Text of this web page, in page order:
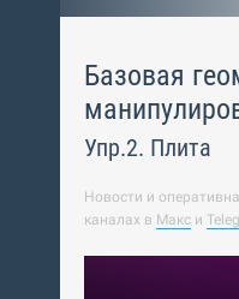
Базовая
Упр.2. Плита
Новости и
каналах в Макс и